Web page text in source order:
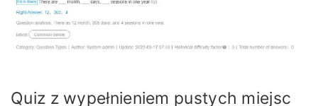
Quiz z wypełnieniem pustych miejsc